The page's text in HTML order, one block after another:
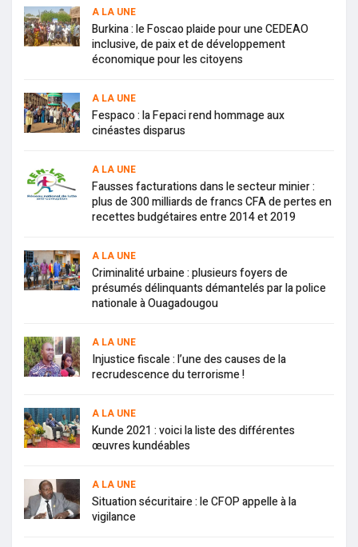
A LA UNE
Burkina : le Foscao plaide pour une CEDEAO
inclusive, de paix et de développement
économique pour les citoyens
A LA UNE
Fespaco : la Fepaci rend hommage aux
cinéastes disparus
A LA UNE
Fausses facturations dans le secteur minier :
plus de 300 milliards de francs CFA de pertes en
recettes budgétaires entre 2014 et 2019
A LA UNE
Criminalité urbaine : plusieurs foyers de
présumés délinquants démantelés par la police
nationale à Ouagadougou
A LA UNE
Injustice fiscale : l’une des causes de la
recrudescence du terrorisme !
A LA UNE
Kunde 2021 : voici la liste des différentes
œuvres kundéables
A LA UNE
Situation sécuritaire : le CFOP appelle à la
vigilance